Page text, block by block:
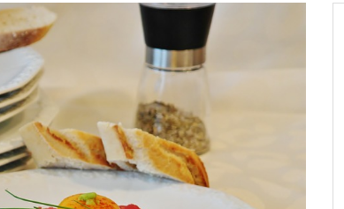
Ricette Pizze e Rustici
Ricette Contorni
Ricette Piatti unici
Ricette Pesce
Ricette per Ingrediente